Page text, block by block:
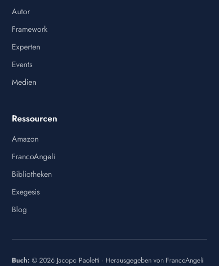
Autor
Framework
Experten
Events
Medien
Ressourcen
Amazon
FrancoAngeli
Bibliotheken
Exegesis
Blog
Buch: © 2026 Jacopo Paoletti · Herausgegeben von FrancoAngeli